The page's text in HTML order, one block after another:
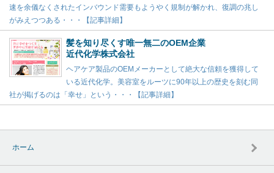
速を余儀なくされたインバウンド需要もようやく規制が解かれ、復調の兆し
がみえつつある・・・【記事詳細】
髪を知り尽くす唯一無二のOEM企業
近代化学株式会社
ヘアケア製品のOEMメーカーとして絶大な信頼を獲得して
いる近代化学。美容室をルーツに90年以上の歴史を刻む同
社が掲げるのは「幸せ」という・・・【記事詳細】
ホーム